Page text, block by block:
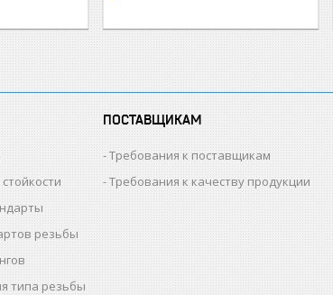
резьбы
типа резьбы
ПОСТАВЩИКАМ
Требования к поставщикам
Требования к качеству продукции